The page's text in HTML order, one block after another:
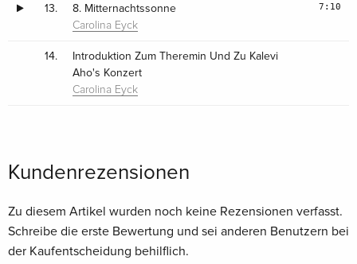
13. 8. Mitternachtssonne
Carolina Eyck
7:10
14.
Introduktion Zum Theremin Und Zu Kalevi
Aho's Konzert
Carolina Eyck
Kundenrezensionen
Zu diesem Artikel wurden noch keine Rezensionen verfasst.
Schreibe die erste Bewertung und sei anderen Benutzern bei
der Kaufentscheidung behilflich.